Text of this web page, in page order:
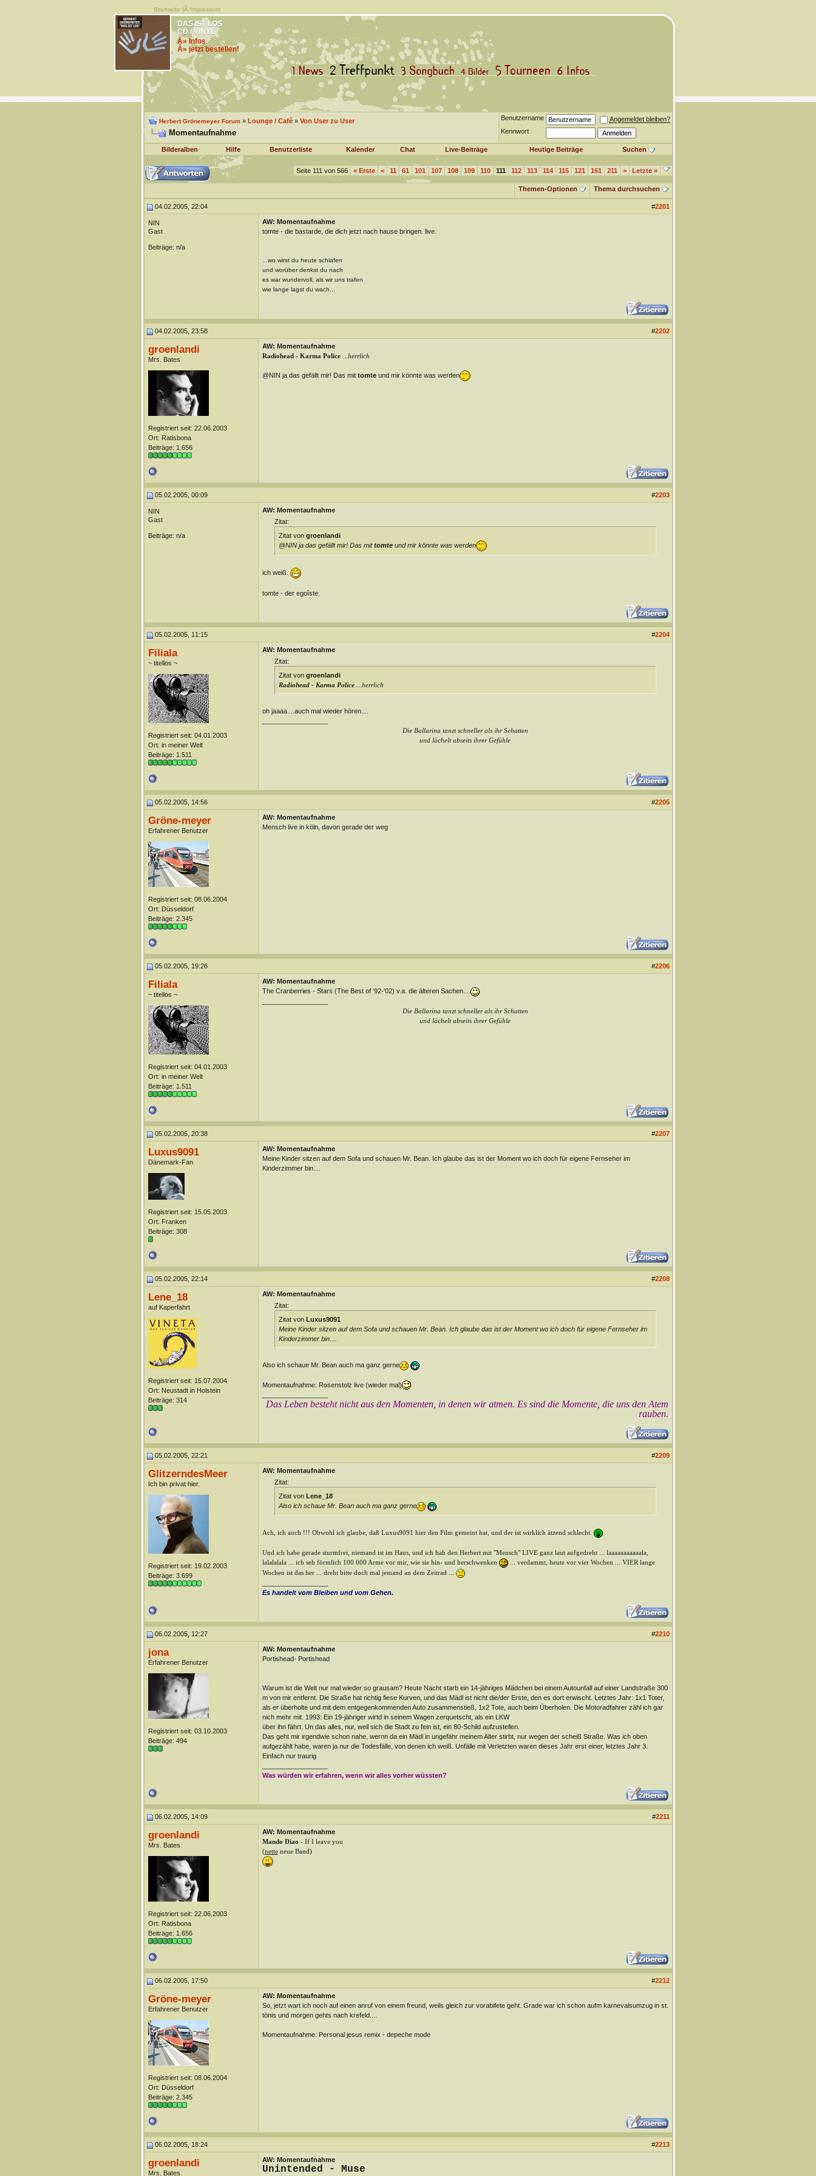
Startseite |Â Impressum
DAS IST LOS
CD / VINYL
Â» Infos
Â» jetzt bestellen!
Herbert Grönemeyer Forum» Lounge / Café» Von User zu User
Momentaufnahme
Benutzername
Angemeldet bleiben?
Kennwort
Bilderalben Hilfe Benutzerliste Kalender Chat Live-Beiträge Heutige Beiträge Suchen
Seite 111 von 566 «Erste < 11 61 101 107 108 109 110 111 112 113 114 115 121 161 211 > Letzte »
Themen-Optionen Thema durchsuchen
04.02.2005, 22:04 #2201
NIN
Gast
Beiträge: n/a
AW: Momentaufnahme
tomte - die bastarde, die dich jetzt nach hause bringen. live.
...wo wirst du heute schlafen
und worüber denkst du nach
es war wundervoll, als wir uns trafen
wie lange lagst du wach...
04.02.2005, 23:58 #2202
groenlandi
Mrs. Bates
Registriert seit: 22.06.2003
Ort: Ratisbona
Beiträge: 1.656
AW: Momentaufnahme
Radiohead - Karma Police
...herrlich
@NIN ja das gefällt mir! Das mit tomteund mir könnte was werden
05.02.2005, 00:09 #2203
NIN
Gast
Beiträge: n/a
AW: Momentaufnahme
Zitat:
Zitat von groenlandi
@NIN ja das gefällt mir! Das mittomteund mir könnte was werden
ich weiß.
tomte - der egoîste.
05.02.2005, 11:15 #2204
Filiala
~ titellos ~
Registriert seit: 04.01.2003
Ort: in meiner Welt
Beiträge: 1.511
AW: Momentaufnahme
Zitat:
Zitat von groenlandi
Radiohead - Karma Police
...herrlich
oh jaaaa....auch mal wieder hören....
Die Ballarina tanzt schneller als ihr Schatten
und lächelt abseits ihrer Gefühle
05.02.2005, 14:56 #2205
Gröne-meyer
Erfahrener Benutzer
Registriert seit: 08.06.2004
Ort: Düsseldorf
Beiträge: 2.345
AW: Momentaufnahme
Mensch live in köln, davon gerade der weg
05.02.2005, 19:26 #2206
Filiala
~ titellos ~
Registriert seit: 04.01.2003
Ort: in meiner Welt
Beiträge: 1.511
AW: Momentaufnahme
The Cranberries - Stars (The Best of '92-'02) v.a. die älteren Sachen....
Die Ballarina tanzt schneller als ihr Schatten
und lächelt abseits ihrer Gefühle
05.02.2005, 20:38 #2207
Luxus9091
Dänemark-Fan
Registriert seit: 15.05.2003
Ort: Franken
Beiträge: 308
AW: Momentaufnahme
Meine Kinder sitzen auf dem Sofa und schauen Mr. Bean. Ich glaube das ist der Moment wo ich doch für eigene Fernseher im
Kinderzimmer bin....
05.02.2005, 22:14 #2208
Lene_18
auf Kaperfahrt
Registriert seit: 15.07.2004
Ort: Neustadt in Holstein
Beiträge: 314
AW: Momentaufnahme
Zitat:
Zitat von Luxus9091
Meine Kinder sitzen auf dem Sofa und schauen Mr. Bean. Ich glaube das ist der Moment wo ich doch für eigene Fernseher im
Kinderzimmer bin....
Also ich schaue Mr. Bean auch ma ganz gerne
Momentaufnahme: Rosenstolz live (wieder mal)
Das Leben besteht nicht aus den Momenten, in denen wir atmen. Es sind die Momente, die uns den Atem
rauben.
05.02.2005, 22:21 #2209
GlitzerndesMeer
Ich bin privat hier.
Registriert seit: 19.02.2003
Beiträge: 3.699
AW: Momentaufnahme
Zitat:
Zitat von Lene_18
Also ich schaue Mr. Bean auch ma ganz gerne
Ach, ich auch !!! Obwohl ich glaube, daß Luxus9091 hier den Film gemeint hat, und der ist wirklich ätzend schlecht.
Und ich habe gerade sturmfrei, niemand ist im Haus, und ich hab den Herbert mit "Mensch" LIVE ganz laut aufgedreht ... laaaaaaaaaaala,
lalalalala ... ich seh förmlich 100 000 Arme vor mir, wie sie hin- und herschwenken
... verdammt, heute vor vier Wochen ... VIER lange
Wochen ist das her ... dreht bitte doch mal jemand an dem Zeitrad ...
Es handelt vom Bleiben und vom Gehen.
06.02.2005, 12:27 #2210
jona
Erfahrener Benutzer
Registriert seit: 03.10.2003
Beiträge: 494
AW: Momentaufnahme
Portishead- Portishead
Warum ist die Welt nur mal wieder so grausam? Heute Nacht starb ein 14-jähriges Mädchen bei einem Autounfall auf einer Landstraße 300
m von mir entfernt. Die Straße hat richtig fiese Kurven, und das Mädl ist nicht die/der Erste, den es dort erwischt. Letztes Jahr: 1x1 Toter,
als er überholte und mit dem entgegenkommenden Auto zusammenstieß, 1x2 Tote, auch beim Überholen. Die Motoradfahrer zähl ich gar
nich mehr mit. 1993: Ein 19-jähriger wirtd in seinem Wagen zerquetscht, als ein LKW
über ihn fährt. Un das alles, nur, weil sich die Stadt zu fein ist, ein 80-Schild aufzustellen.
Das geht mir irgendwie schon nahe, wernn da ein Mädl in ungefähr meinem Alter stirbt, nur wegen der scheiß Straße. Was ich oben
aufgezählt habe, waren ja nur die Todesfälle, von denen ich weiß. Unfälle mit Verletzten waren dieses Jahr erst einer, letztes Jahr 3.
Einfach nur traurig
Was würden wir erfahren, wenn wir alles vorher wüssten?
06.02.2005, 14:09 #2211
groenlandi
Mrs. Bates
Registriert seit: 22.06.2003
Ort: Ratisbona
Beiträge: 1.656
AW: Momentaufnahme
Mando Diao - If I leave you
(netteneue Band)
06.02.2005, 17:50 #2212
Gröne-meyer
Erfahrener Benutzer
Registriert seit: 08.06.2004
Ort: Düsseldorf
Beiträge: 2.345
AW: Momentaufnahme
So, jetzt wart ich noch auf einen anruf von einem freund, weils gleich zur vorabifete geht. Grade war ich schon aufm karnevalsumzug in st.
tönis und morgen gehts nach krefeld....
Momentaufnahme: Personal jesus remix - depeche mode
06.02.2005, 18:24 #2213
groenlandi
Mrs. Bates
AW: Momentaufnahme
Unintended - Muse